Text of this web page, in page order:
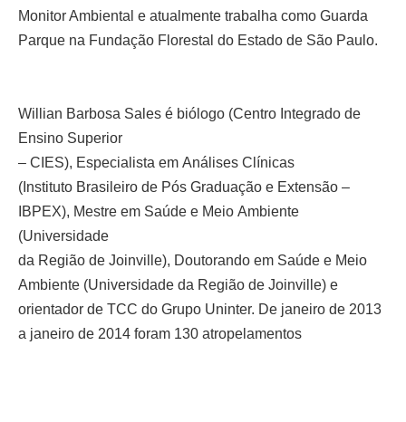
Monitor Ambiental e atualmente trabalha como Guarda
Parque na Fundação Florestal do Estado de São Paulo.
Willian Barbosa Sales é biólogo (Centro Integrado de
Ensino Superior
– CIES), Especialista em Análises Clínicas
(Instituto Brasileiro de Pós Graduação e Extensão –
IBPEX), Mestre em Saúde e Meio Ambiente
(Universidade
da Região de Joinville), Doutorando em Saúde e Meio
Ambiente (Universidade da Região de Joinville) e
orientador de TCC do Grupo Uninter. De janeiro de 2013
a janeiro de 2014 foram 130 atropelamentos